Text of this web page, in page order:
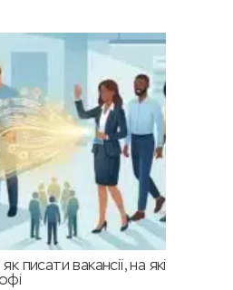
писати вакансії, на які